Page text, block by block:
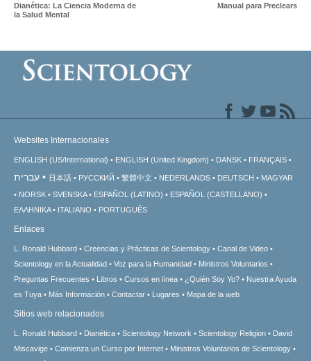
Dianética: La Ciencia Moderna de
la Salud Mental
Manual para Preclears
Websites Internacionales
ENGLISH (US/International) ENGLISH (United Kingdom) DANSK FRANÇAIS
עברית 日本語 РУССКИЙ 繁體中文 NEDERLANDS DEUTSCH
MAGYAR
NORSK
SVENSKA ESPAÑOL (LATINO)
ESPAÑOL (CASTELLANO)
ΕΛΛΗΝΙΚA
ITALIANO PORTUGUÊS
Enlaces
L. Ronald Hubbard Creencias y Prácticas de Scientology
Canal de Video
Scientology en la Actualidad
Voz para la Humanidad
Ministros Voluntarios
Preguntas Frecuentes
Libros Cursos en línea ¿Quién Soy Yo?
Nuestra Ayuda
es Tuya
Más Información Contactar Lugares Mapa de la web
Sitios web relacionados
L. Ronald Hubbard Dianética Scientology Network Scientology Religion
David
Miscavige
Comienza un Curso por Internet
Ministros Voluntarios de Scientology